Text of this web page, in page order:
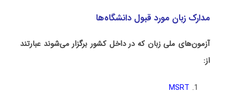
مدارک زبان مورد قبول دانشگاه‌ها
آزمون‌های ملی زبان که در داخل کشور برگزار می‌شوند عبارتند
از:
MSRT